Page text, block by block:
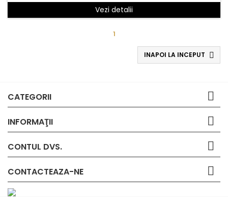
Vezi detalii
1
INAPOI LA INCEPUT 
CATEGORII 
INFORMAŢII 
CONTUL DVS. 
CONTACTEAZA-NE 